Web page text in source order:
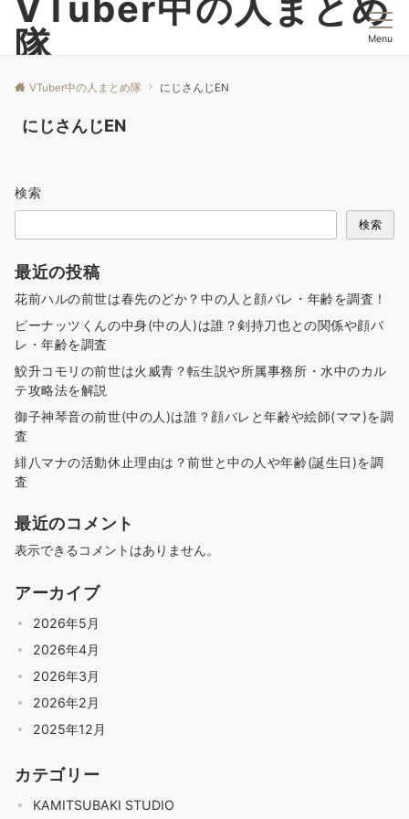
隊
Menu
VTuber中の人まとめ隊 にじさんじEN
にじさんじEN
検索
検索
最近の投稿
花前ハルの前世は春先のどか？中の人と顔バレ・年齢を調査！
ピーナッツくんの中身(中の人)は誰？剣持刀也との関係や顔バ
レ・年齢を調査
鮫升コモリの前世は火威青？転生説や所属事務所・水中のカル
テ攻略法を解説
御子神琴音の前世(中の人)は誰？顔バレと年齢や絵師(ママ)を調
査
緋八マナの活動休止理由は？前世と中の人や年齢(誕生日)を調
査
最近のコメント
表示できるコメントはありません。
アーカイブ
2026年5月
2026年4月
2026年3月
2026年2月
2025年12月
カテゴリー
KAMITSUBAKI STUDIO